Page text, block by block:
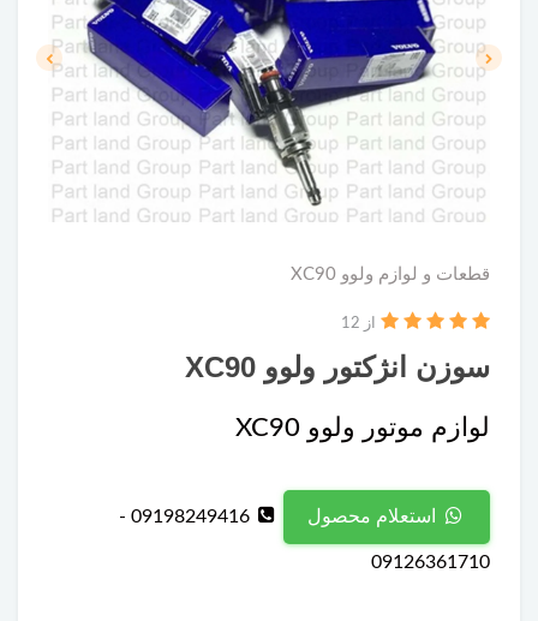
قطعات و لوازم ولوو XC90
سوزن انژکتور ولوو XC90
از 12
لوازم موتور ولوو XC90
استعلام محصول 09198249416 -
09126361710